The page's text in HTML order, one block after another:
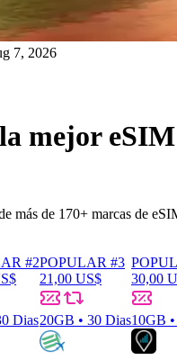
7, 2026
mejor
más de 170+ marcas de
#2
Dias
POPULAR #3
21,00 US$
20GB • 30 Dias
30,00
10GB